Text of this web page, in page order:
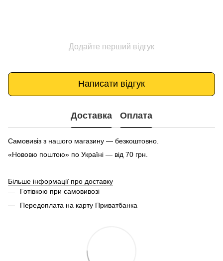
Додайте перший відгук
Написати відгук
Доставка Оплата
Самовивіз з нашого магазину — безкоштовно.
«Нововю поштою» по Україні — від 70 грн.
Більше інформації про доставку
Готівкою при самовивозі
Передоплата на карту Приватбанка